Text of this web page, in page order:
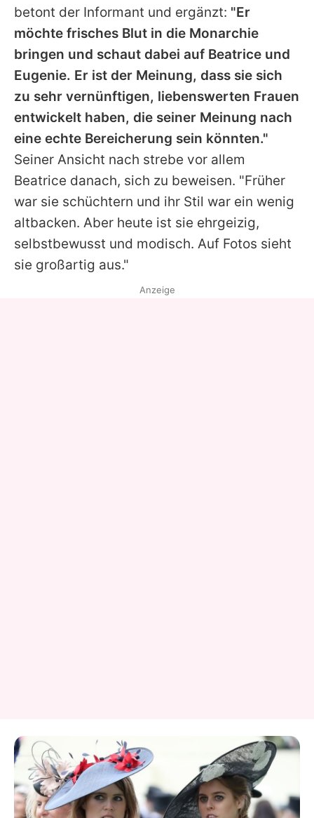
betont der Informant und ergänzt: "Er
möchte frisches Blut in die Monarchie
bringen und schaut dabei auf Beatrice und
Eugenie. Er ist der Meinung, dass sie sich
zu sehr vernünftigen, liebenswerten Frauen
entwickelt haben, die seiner Meinung nach
eine echte Bereicherung sein könnten."
Seiner Ansicht nach strebe vor allem
Beatrice danach, sich zu beweisen. "Früher
war sie schüchtern und ihr Stil war ein wenig
altbacken. Aber heute ist sie ehrgeizig,
selbstbewusst und modisch. Auf Fotos sieht
sie großartig aus."
Anzeige